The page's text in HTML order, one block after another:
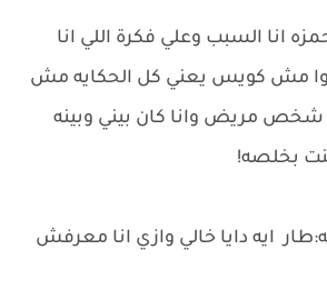
انا السبب وعلي فكرة اللي انا
مش كويس يعني كل الحكايه مش
شخص مريض وانا كان بيني وبينه
بخلصه!
ايه دايا خالي وازي انا معرفش